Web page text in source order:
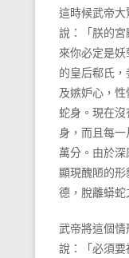
這時候武帝
說：「朕的
來你必定是
的皇后郗氏
及嫉妒心，
蛇身。現在
身，而且每
萬分。由於
顯現醜陋的
德，脫離蟒蛇
武帝將這個情
說：「必須